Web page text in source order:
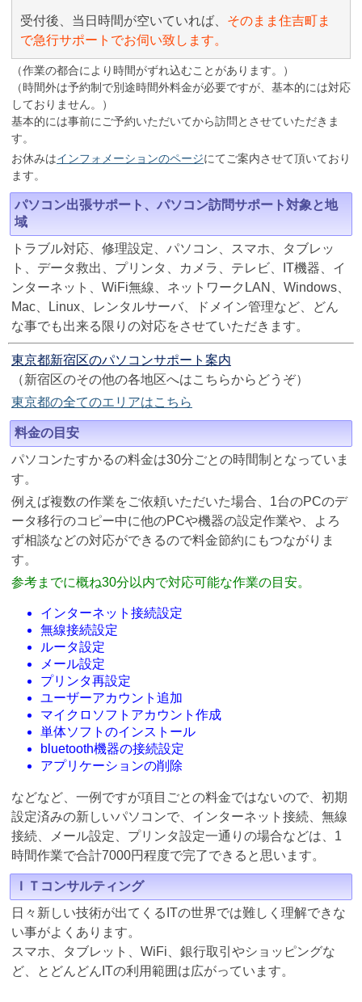
受付後、当日時間が空いていれば、 そのまま住吉町ま
で急行サポートでお伺い致します。
（作業の都合により時間がずれ込むことがあります。）
（時間外は予約制で別途時間外料金が必要ですが、基本的には対応
しておりません。）
基本的には事前にご予約いただいてから訪問とさせていただきま
す。
お休みはインフォメーションのページにてご案内させて頂いており
ます。
パソコン出張サポート、パソコン訪問サポート対象と地
域
トラブル対応、修理設定、パソコン、スマホ、タブレッ
ト、データ救出、プリンタ、カメラ、テレビ、IT機器、イ
ンターネット、WiFi無線、ネットワークLAN、Windows、
Mac、Linux、レンタルサーバ、ドメイン管理など、どん
な事でも出来る限りの対応をさせていただきます。
東京都新宿区のパソコンサポート案内
（新宿区のその他の各地区へはこちらからどうぞ）
東京都の全てのエリアはこちら
料金の目安
パソコンたすかるの料金は30分ごとの時間制となっていま
す。
例えば複数の作業をご依頼いただいた場合、1台のPCのデ
ータ移行のコピー中に他のPCや機器の設定作業や、よろ
ず相談などの対応ができるので料金節約にもつながりま
す。
参考までに概ね30分以内で対応可能な作業の目安。
インターネット接続設定
無線接続設定
ルータ設定
メール設定
プリンタ再設定
ユーザーアカウント追加
マイクロソフトアカウント作成
単体ソフトのインストール
bluetooth機器の接続設定
アプリケーションの削除
などなど、一例ですが項目ごとの料金ではないので、初期
設定済みの新しいパソコンで、インターネット接続、無線
接続、メール設定、プリンタ設定一通りの場合などは、1
時間作業で合計7000円程度で完了できると思います。
ＩＴコンサルティング
日々新しい技術が出てくるITの世界では難しく理解できな
い事がよくあります。
スマホ、タブレット、WiFi、銀行取引やショッピングな
ど、とどんどんITの利用範囲は広がっています。